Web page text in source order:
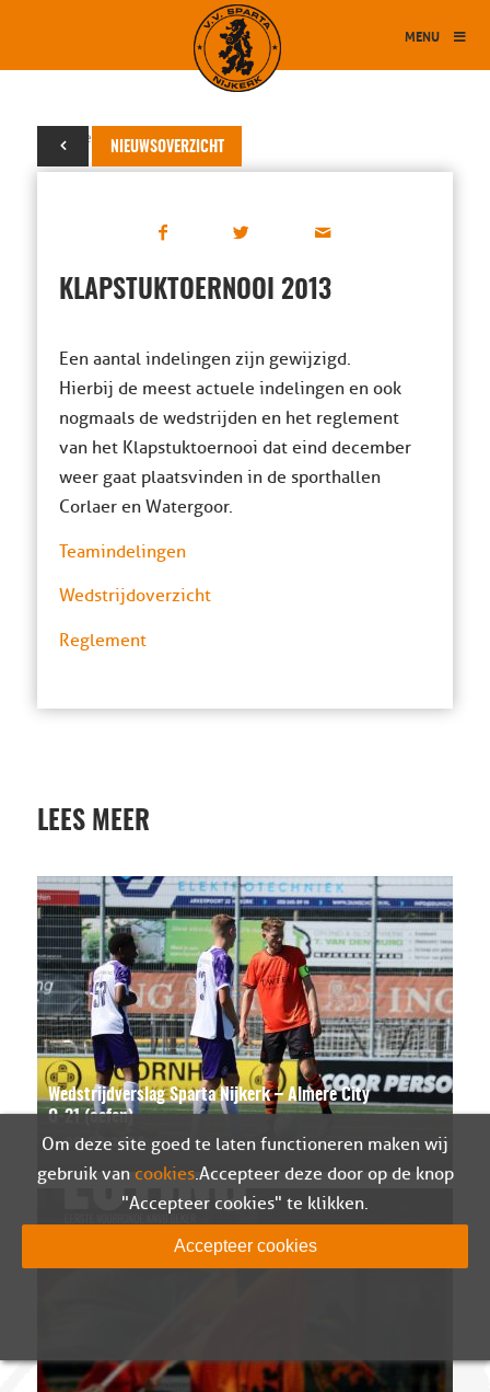
MENU
NIEUWSOVERZICHT
18 december 2013
KLAPSTUKTOERNOOI 2013
Een aantal indelingen zijn gewijzigd.
Hierbij de meest actuele indelingen en ook
nogmaals de wedstrijden en het reglement
van het Klapstuktoernooi dat eind december
weer gaat plaatsvinden in de sporthallen
Corlaer en Watergoor.
Teamindelingen
Wedstrijdoverzicht
Reglement
LEES MEER
Wedstrijdverslag Sparta Nijkerk – Almere City
O-21 (oefen)
09-08-2026
Om deze site goed te laten functioneren maken wij
gebruik van cookies. Accepteer deze door op de knop
"Accepteer cookies" te klikken.
Accepteer cookies